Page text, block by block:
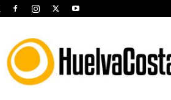
Huelva
Costa